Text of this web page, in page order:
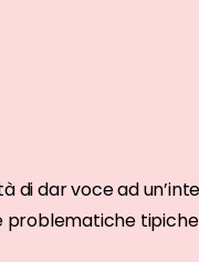
di dar voce ad